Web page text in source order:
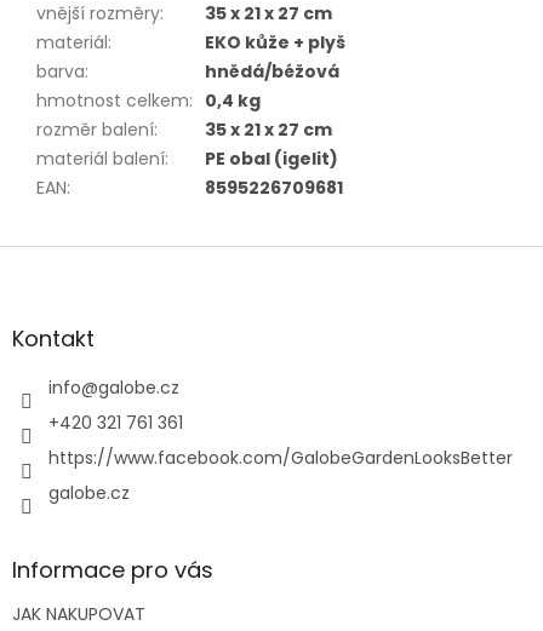
vnější rozměry:
35 x 21 x 27 cm
materiál:
EKO kůže + plyš
barva:
hnědá/béžová
hmotnost celkem: 0,4 kg
rozměr balení:
35 x 21 x 27 cm
materiál balení:
PE obal (igelit)
EAN: 8595226709681
Z
aKontakt
info@galobe.cz
+420 321 761 361
https://www.facebook.com/GalobeGardenLooksBetter
galobe.cz
Informace pro vás
JAK NAKUPOVAT